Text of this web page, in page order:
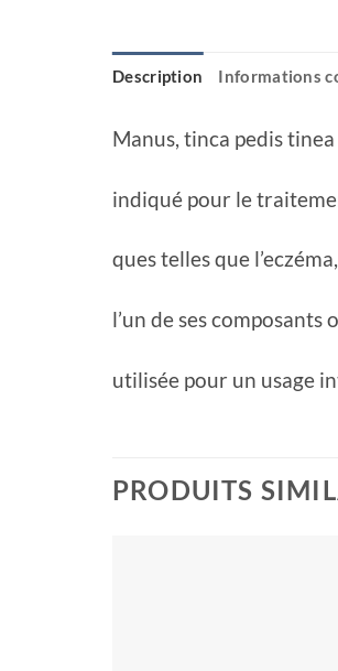
Description Informations
Manus, tinca pedis
indiqué pour le
ques telles que
l’un de ses
utilisée pour un usage
PRODUITS